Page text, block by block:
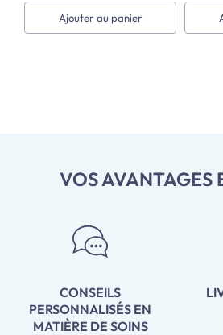
Ajouter au panier
VOS AVANTAGES
CONSEILS
PERSONNALISÉS EN
MATIÈRE DE SOINS